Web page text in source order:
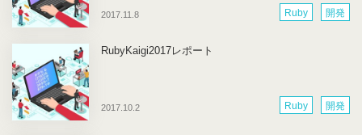
2017.11.8 Ruby 開発
2017.10.2
RubyKaigi2017レポート
Ruby 開発